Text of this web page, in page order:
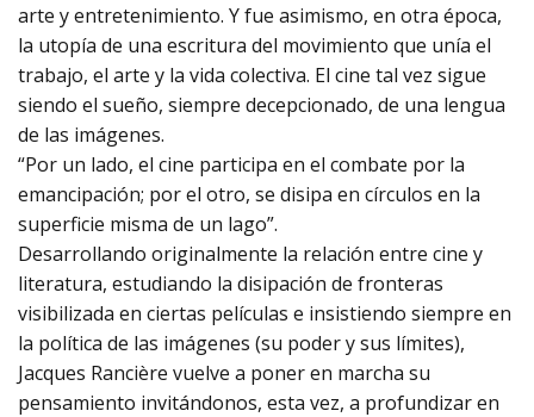
arte y entretenimiento. Y fue asimismo, en otra época,
la utopía de una escritura del movimiento que unía el
trabajo, el arte y la vida colectiva. El cine tal vez sigue
siendo el sueño, siempre decepcionado, de una lengua
de las imágenes.
“Por un lado, el cine participa en el combate por la
emancipación; por el otro, se disipa en círculos en la
superficie misma de un lago”.
Desarrollando originalmente la relación entre cine y
literatura, estudiando la disipación de fronteras
visibilizada en ciertas películas e insistiendo siempre en
la política de las imágenes (su poder y sus límites),
Jacques Rancière vuelve a poner en marcha su
pensamiento invitándonos, esta vez, a profundizar en